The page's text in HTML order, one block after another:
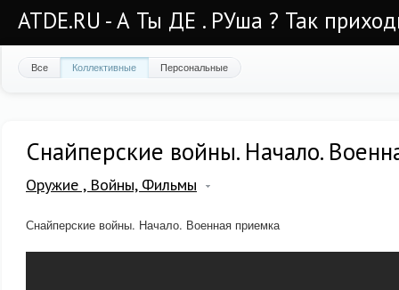
ATDE.RU - А Ты ДЕ . РУша ? Так
Все Коллективные Персональные
Снайперские войны. Начало.
Оружие , Войны, Фильмы
Снайперские войны. Начало. Военная приемка